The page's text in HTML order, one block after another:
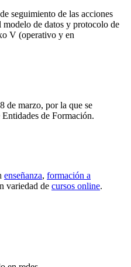
seguimiento de las acciones
de datos y protocolo de
V (operativo y en
de marzo, por la que se
de Formación.
enseñanza, formación a
variedad de cursos online.